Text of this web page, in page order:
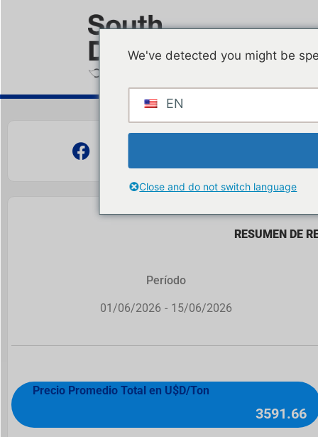
RESUMEN DE
Período
01/06/2026 - 15/06/2026
Precio Promedio Total en U$D/Ton
3591.66
We've detected you might be
EN
Close and do not switch language